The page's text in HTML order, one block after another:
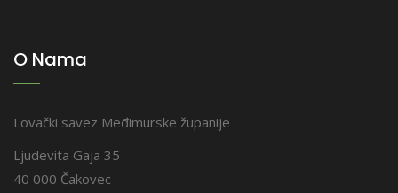
O Nama
Lovački savez Međimurske županije
Ljudevita Gaja 35
40 000 Čakovec